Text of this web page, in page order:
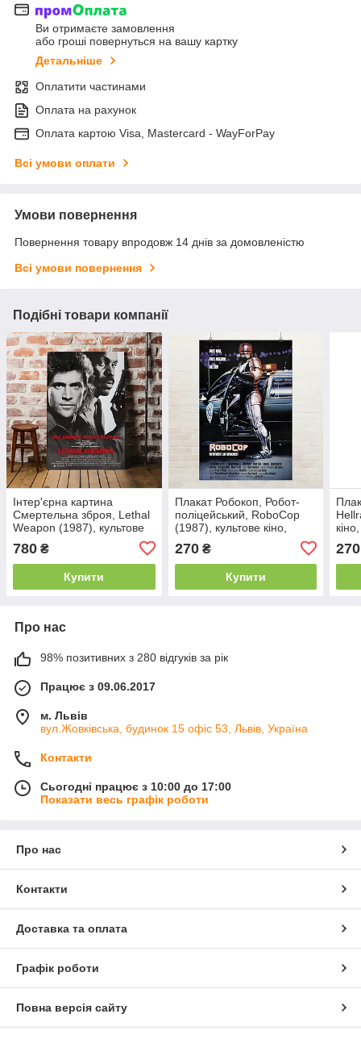
Ви отримаєте замовлення
або гроші повернуться на вашу картку
Детальніше
Оплатити частинами
Оплата на рахунок
Оплата картою Visa, Mastercard - WayForPay
Всі умови оплати
Умови повернення
Повернення товару впродовж 14 днів за домовленістю
Всі умови повернення
Подібні товари компанії
Інтер'єрна картина
Смертельна зброя, Lethal
Weapon (1987), культове
780 ₴
Купити
Плакат Робокоп, Робот-
поліцейський, RoboCop
(1987), культове кіно,
270₴
Купити
270
Про нас
98% позитивних з 280 відгуків за рік
Працює з 09.06.2017
м. Львів
вул.Жовківська, будинок 15 офіс 53, Львів, Україна
Контакти
Сьогодні працює з 10:00 до 17:00
Показати весь графік роботи
Про нас
Контакти
Доставка та оплата
Графік роботи
Повна версія сайту